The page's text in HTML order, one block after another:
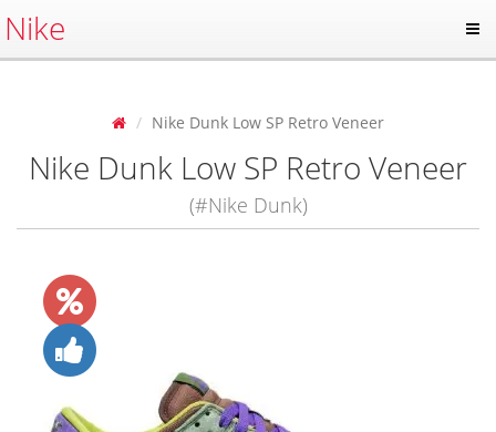
Nike
Nike Dunk Low SP Retro Veneer
Nike Dunk Low SP Retro Veneer
(#Nike Dunk)